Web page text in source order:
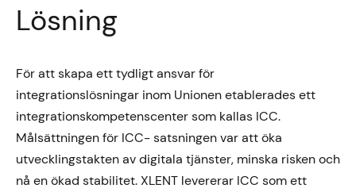
Lösning
För att skapa ett tydligt ansvar för
integrationslösningar inom Unionen etablerades ett
integrationskompetenscenter som kallas ICC.
Målsättningen för ICC- satsningen var att öka
utvecklingstakten av digitala tjänster, minska risken och
nå en ökad stabilitet. XLENT levererar ICC som ett